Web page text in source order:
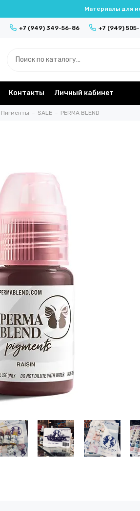
Материалы для
+7 (949) 349-56-86 +7 (949) 505-
Контакты Личный кабинет
Пигменты SALE PERMA BLEND